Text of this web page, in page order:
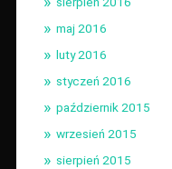
maj 2016
luty 2016
styczeń 2016
październik 2015
wrzesień 2015
sierpień 2015